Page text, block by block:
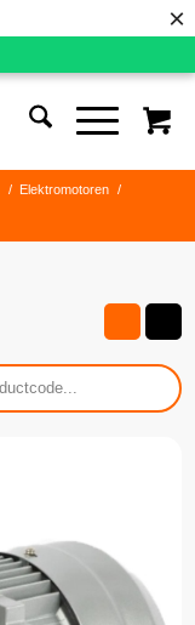
×
/ Elektromotoren
/